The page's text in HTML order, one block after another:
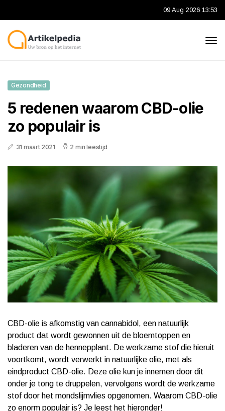
09 Aug 2026 13:53
Gezondheid
5 redenen waarom CBD-olie
zo populair is
31 maart 2021 2 min leestijd
CBD-olie is afkomstig van cannabidol, een natuurlijk
product dat wordt gewonnen uit de bloemtoppen en
bladeren van de hennepplant. De werkzame stof die hieruit
voortkomt, wordt verwerkt in natuurlijke olie, met als
eindproduct CBD-olie. Deze olie kun je innemen door dit
onder je tong te druppelen, vervolgens wordt de werkzame
stof door het mondslijmvlies opgenomen. Waarom CBD-olie
zo enorm populair is? Je leest het hieronder!